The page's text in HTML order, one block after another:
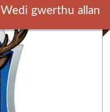
Wedi gwerthu allan